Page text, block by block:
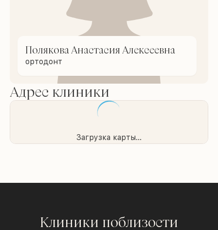
Полякова Анастасия Алексеевна
ортодонт
Адрес клиники
Загрузка карты...
Клиники поблизости